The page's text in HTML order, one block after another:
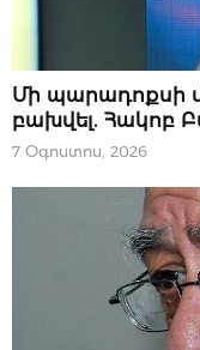
ՆՈՐՈՒԹՅՈՒՆՆԵՐ
Մի պարադոքսի
բախվել. Հակոբ
7 Օգոստոս, 2026